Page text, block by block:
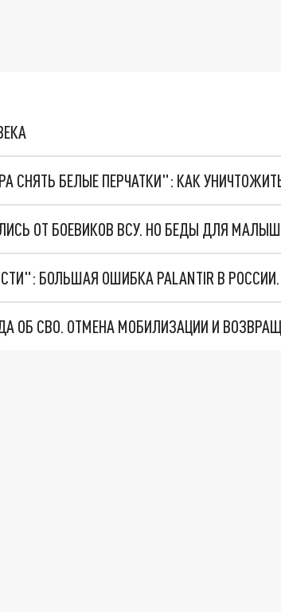
СНЯТЬ БЕЛЫЕ ПЕРЧАТКИ": КАК УНИЧТОЖИТЬ
ОТ БОЕВИКОВ ВСУ. НО БЕДЫ ДЛЯ